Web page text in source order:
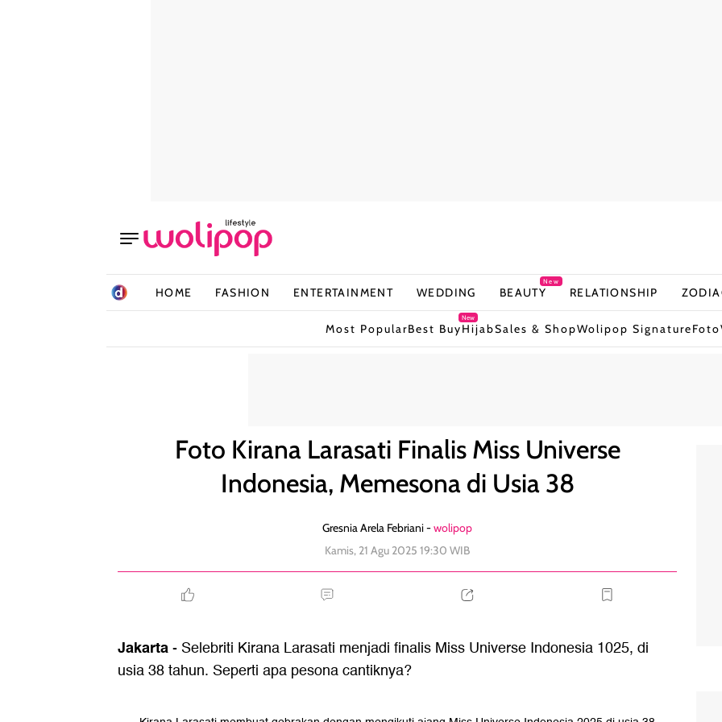
HOME FASHION ENTERTAINMENT WEDDING BEAUTY
New
RELATIONSHIP
Most PopularBest Buy
New
HijabSales & ShopWolipop SignatureFoto
Foto Kirana Larasati Finalis Miss Universe
Indonesia, Memesona di Usia 38
Gresnia Arela Febriani -wolipop
Kamis, 21 Agu 2025 19:30 WIB
Jakarta- Selebriti Kirana Larasati menjadi finalis Miss Universe Indonesia 1025, di
usia 38 tahun. Seperti apa pesona cantiknya?